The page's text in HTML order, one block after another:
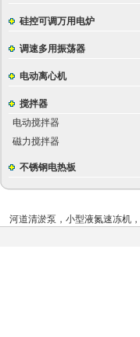
硅控可调万用电炉
调速多用振荡器
电动离心机
搅拌器
电动搅拌器
磁力搅拌器
不锈钢电热板
河道清淤泵 ， 小型液氮速冻机 ，